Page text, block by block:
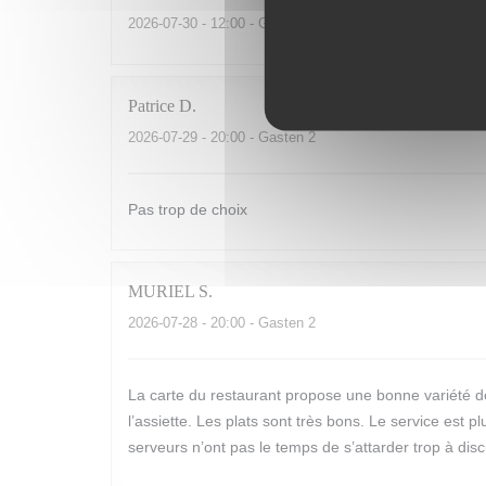
2026-07-30 - 12:00 - Gasten 2
Patrice D
2026-07-29 - 20:00 - Gasten 2
Pas trop de choix
MURIEL S
2026-07-28 - 20:00 - Gasten 2
La carte du restaurant propose une bonne variété
l’assiette. Les plats sont très bons. Le service est
serveurs n’ont pas le temps de s’attarder trop à